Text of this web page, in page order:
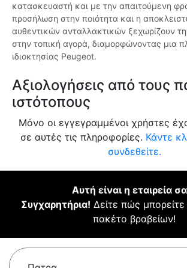
κατασκευαστή και με την απαιτούμενη
προσήλωση στην ποιότητα και η
αυθεντικών ανταλλακτικών ξεχωρίζουν
στην τοπική αγορά, διαμορφώνοντας μια
ιδιοκτησίας Peugeot.
Αξιολογήσεις από τους
ιστότοπους
Μόνο οι εγγεγραμμένοι χρήστες
σε αυτές τις πληροφορίες. Κάντε
συνδεθείτε.
Αυτή είναι η εταιρεία
Συγχαρητήρια! Δείτε πώς
πακέτο βραβείων!